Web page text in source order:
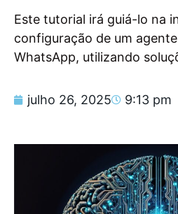
Este tutorial irá guiá-lo na
configuração de um
WhatsApp, utilizando
julho 26, 2025 9:13 pm